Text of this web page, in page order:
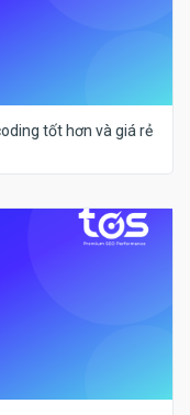
tốt hơn và giá rẻ